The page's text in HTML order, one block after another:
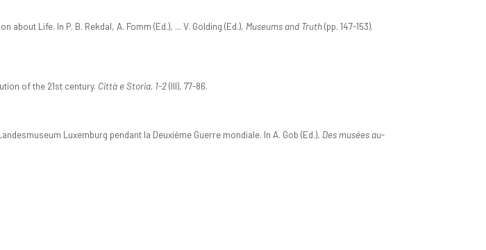
about Life. In P. B. Rekdal, A. Fomm (Ed.), ... V. Golding (Ed.), Museums and Truth(pp. 147-153).
of the 21st century. Città e Storia, 1-2(III), 77-86.
Luxemburg pendant la Deuxième Guerre mondiale. In A. Gob (Ed.), Des musées au-